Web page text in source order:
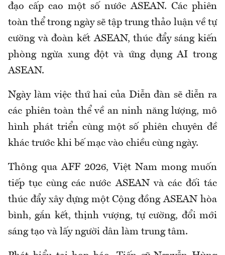
đạo cấp cao một số nước ASEAN. Các phiên
toàn thể trong ngày sẽ tập trung thảo luận về tự
cường và đoàn kết ASEAN, thúc đẩy sáng kiến
phòng ngừa xung đột và ứng dụng AI trong
ASEAN.
Ngày làm việc thứ hai của Diễn đàn sẽ diễn ra
các phiên toàn thể về an ninh năng lượng, mô
hình phát triển cùng một số phiên chuyên đề
khác trước khi bế mạc vào chiều cùng ngày.
Thông qua AFF 2026, Việt Nam mong muốn
tiếp tục cùng các nước ASEAN và các đối tác
thúc đẩy xây dựng một Cộng đồng ASEAN hòa
bình, gắn kết, thịnh vượng, tự cường, đổi mới
sáng tạo và lấy người dân làm trung tâm.